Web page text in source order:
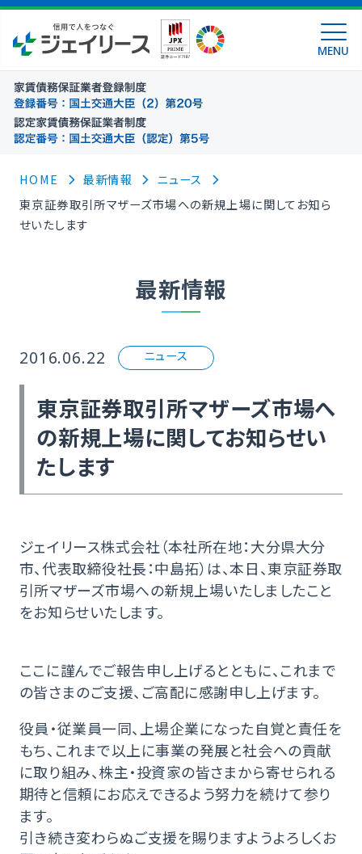
MENU
HOME 最新情報
ニュース
東京証券取引所マザーズ市場への新規上場に関してお知ら
せいたします
最新情報
2016.06.22 ニュース
東京証券取引所マザーズ市場へ
の新規上場に関してお知らせい
たします
ジェイリース株式会社（本社所在地：大分県大分
市、代表取締役社長：中島拓）は、本日、東京証券取
引所マザーズ市場への新規上場いたしましたこと
をお知らせいたします。
ここに謹んでご報告申し上げるとともに、これまで
の皆さまのご支援、ご高配に感謝申し上げます。
役員・従業員一同、上場企業になった自覚と責任を
もち、これまで以上に事業の発展と社会への貢献
に取り組み、株主・投資家の皆さまから寄せられる
期待と信頼にお応えできるよう努力を続けて参り
ます。
引き続き変わらぬご支援を賜りますようよろしくお